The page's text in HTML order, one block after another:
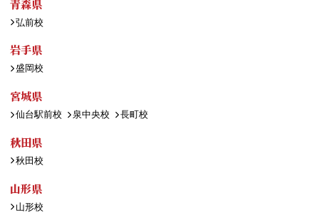
青森県
弘前校
岩手県
盛岡校
宮城県
仙台駅前校 泉中央校 長町校
秋田県
秋田校
山形県
山形校